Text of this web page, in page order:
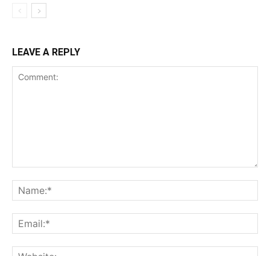
LEAVE A REPLY